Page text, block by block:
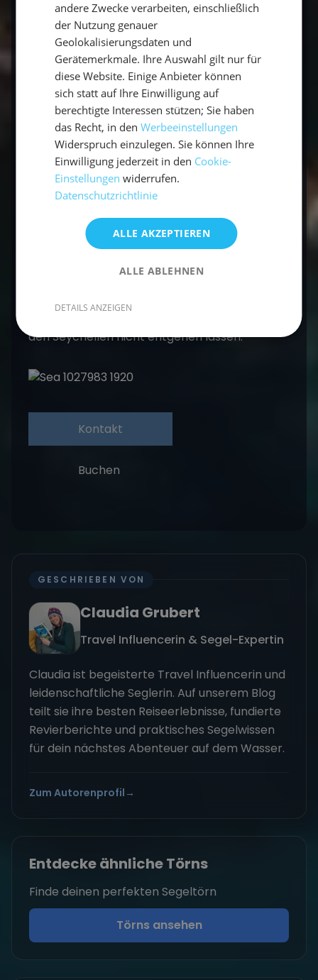
Gefahren gibt es so gut wie keine auf den
Seychellen, denn auch ein Sturm ist sehr
unwahrscheinlich. Gefährliche
Meeresbewohner zeigen sich nur selten und
wenn die Ratschläge und Anweisungen vom
Skipper befolgt werden, wird jeder auf der
sicheren Seite sein, denn das Segelrevier der
Crew erstreckt sich nicht in gefährlichen
Gebieten.
Für jeden, der gerne weiße Sandstrände, eine
den Seychellennicht entgehen lassen.
Kontakt
Buchen
GESCHRIEBEN VON
Claudia Grubert
Travel Influencerin & Segel-Expertin
Claudia ist begeisterte Travel Influencerin und
leidenschaftliche Seglerin. Auf unserem Blog
teilt sie ihre besten Reiseerlebnisse, fundierte
Revierberichte und praktisches Segelwissen
für dein nächstes Abenteuer auf dem Wasser.
Zum Autorenprofil →
Entdecke ähnliche Törns
Finde deinen perfekten Segeltörn
Törns ansehen
andere Zwecke verarbeiten, einschließlich
der Nutzung genauer
Geolokalisierungsdaten und
Gerätemerkmale. Ihre Auswahl gilt nur für
diese Website. Einige Anbieter können
sich statt auf Ihre Einwilligung auf
berechtigte Interessen stützen; Sie haben
das Recht, in denWerbeeinstellungen
Widerspruch einzulegen. Sie können Ihre
Einwilligung jederzeit in den Cookie-
Einstellungen widerrufen.
Datenschutzrichtlinie
ALLE AKZEPTIEREN
ALLE ABLEHNEN
DETAILS ANZEIGEN